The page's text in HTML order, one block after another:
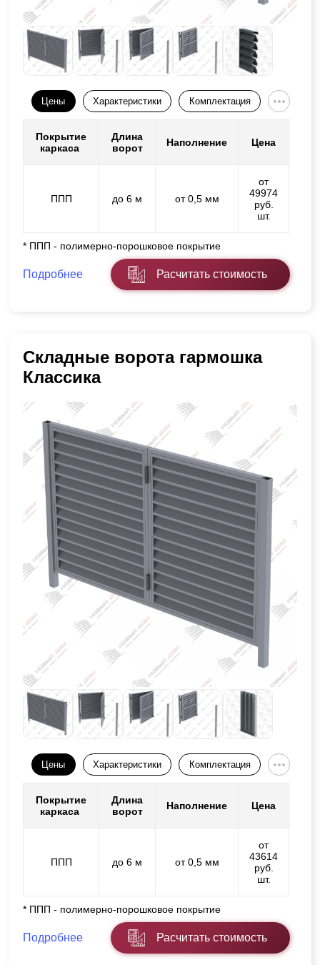
Цены Характеристики Комплектация
Покрытие
каркаса
Длина
ворот
Наполнение Цена
ППП до 6 м от 0,5 мм
от
49974
руб.
шт.
* ППП - полимерно-порошковое покрытие
Подробнее Расчитать стоимость
Складные ворота гармошка
Классика
Цены Характеристики Комплектация
Покрытие
каркаса
Длина
ворот
Наполнение Цена
ППП до 6 м от 0,5 мм
от
43614
руб.
шт.
* ППП - полимерно-порошковое покрытие
Подробнее Расчитать стоимость